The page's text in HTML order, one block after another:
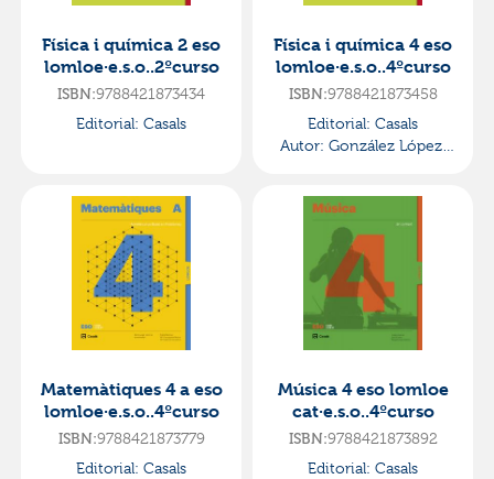
Física i química 2 eso
lomloe·e.s.o..2ºcurso
ISBN:9788421873434
Editorial: Casals
Física i química 4 eso
lomloe·e.s.o..4ºcurso
ISBN:9788421873458
Editorial: Casals
Autor: González López,
Matemàtiques 4 a eso
lomloe·e.s.o..4ºcurso
ISBN:9788421873779
Editorial: Casals
Música 4 eso lomloe
cat·e.s.o..4ºcurso
ISBN:9788421873892
Editorial: Casals